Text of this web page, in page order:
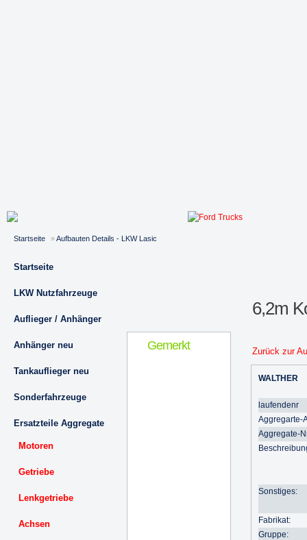
Startseite »Aufbauten Details - LKW Lasic
Startseite
LKW Nutzfahrzeuge
Auflieger / Anhänger
Anhänger neu
Tankauflieger neu
Sonderfahrzeuge
Ersatzteile Aggregate
Motoren
Getriebe
Lenkgetriebe
Achsen
6,2m
Gemerkt Zurück zur
WALTHER
laufendenr
Aggregarte-
Aggregate-
Sonstiges:
Fabrikat:
Gruppe: